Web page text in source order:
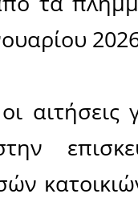
το άρθρο:
οικίες και